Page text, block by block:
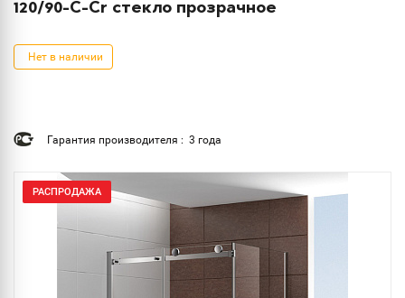
120/90-C-Cr стекло прозрачное
Нет в наличии
Гарантия производителя : 3 года
РАСПРОДАЖА